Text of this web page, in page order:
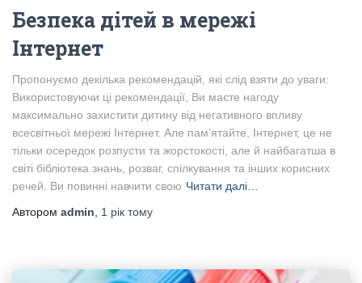
Безпека дітей в мережі
Інтернет
Пропонуємо декілька рекомендацій, які слід взяти до уваги:
Використовуючи ці рекомендації, Ви маєте нагоду
максимально захистити дитину від негативного впливу
всесвітньої мережі Інтернет. Але пам’ятайте, Інтернет, це не
тільки осередок розпусти та жорстокості, але й найбагатша в
світі бібліотека знань, розваг, спілкування та інших корисних
речей. Ви повинні навчити свою Читати далі…
Автором admin 1 рік тому